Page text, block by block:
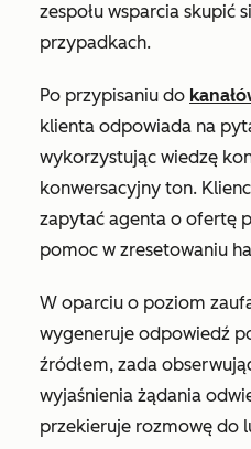
zespołu wsparcia skupić
przypadkach.
Po przypisaniu do
klienta odpowiada na
wykorzystując wiedzę
konwersacyjny ton.
zapytać agenta o ofertę
pomoc w zresetowaniu
W oparciu o poziom
wygeneruje odpowiedź
źródłem, zada
wyjaśnienia żądania
przekieruje rozmowę do